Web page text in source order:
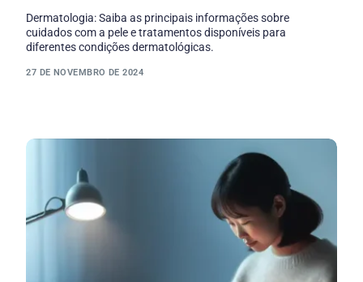
Dermatologia: Saiba as principais informações sobre
cuidados com a pele e tratamentos disponíveis para
diferentes condições dermatológicas.
27 DE NOVEMBRO DE 2024